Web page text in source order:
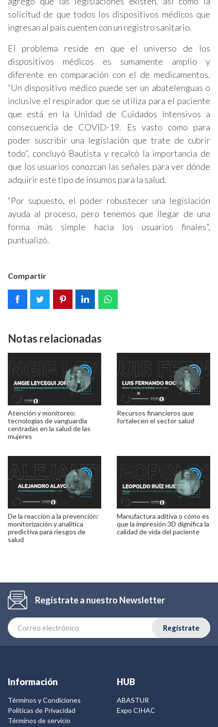
solicitud de que todos los dispositivos médicos que
ingresan al país cuenten con un registro sanitario.
El problema reside en que el universo de los
dispositivos médicos es sumamente amplio y
diferente en comparación con el de medicamentos.
“Un dispositivo médico puede ser un abatelenguas o
inclusive el respirador que se utiliza para el paciente
que está en la Unidad de Cuidados Intensivos a
consecuencia de COVID-19. Es vasto como para
poder suscribir una legislación que trate de cubrir
todo”, concluyó Bautista y recalcó la importancia de
que los usuarios conozcan las señales para ver dónde
adquirir este tipo de insumos para la salud.
“Por supuesto, el poder robustecer una legislación
ayuda al proceso, pero tenemos que llegar de una
forma más simple hacia los usuarios finales”,
puntualizó.
Compartir
Notas relacionadas
Atención y monitoreo:
tecnologías de vanguardia
centradas en la salud de las
mujeres
Recursos financieros que
fortalecen el sector salud
De la reacción a la prevención:
monitorización y analítica
predictiva para riesgos de
salud
Manufactura aditiva o cómo es
que la impresión 3D dignifica la
calidad de vida del paciente
Regístrate a nuestro Newsletter
Regístrate
Información
Términos y Condiciones
Politicas de Privacidad
Términos de servicio
HUB
ABASTUR
Expo CIHAC